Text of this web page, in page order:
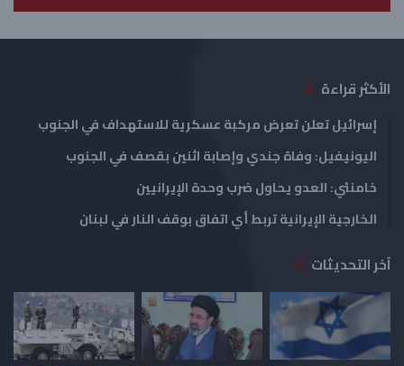
ق
ة
ي
ة
الأكثر قراءة
إسرائيل تعلن تعرض مركبة عسكرية للاستهداف في الجنوب
اليونيفيل: وفاة جندي وإصابة اثنين بقصف في الجنوب
خامنئي: العدو يحاول ضرب وحدة الإيرانيين
الخارجية الإيرانية تربط أي اتفاق بوقف النار في لبنان
آخر التحديثات